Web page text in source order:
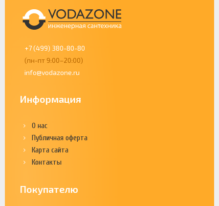
+7 (499) 380-80-80
(пн-пт 9:00–20:00)
info@vodazone.ru
Информация
О нас
Публичная оферта
Карта сайта
Контакты
Покупателю